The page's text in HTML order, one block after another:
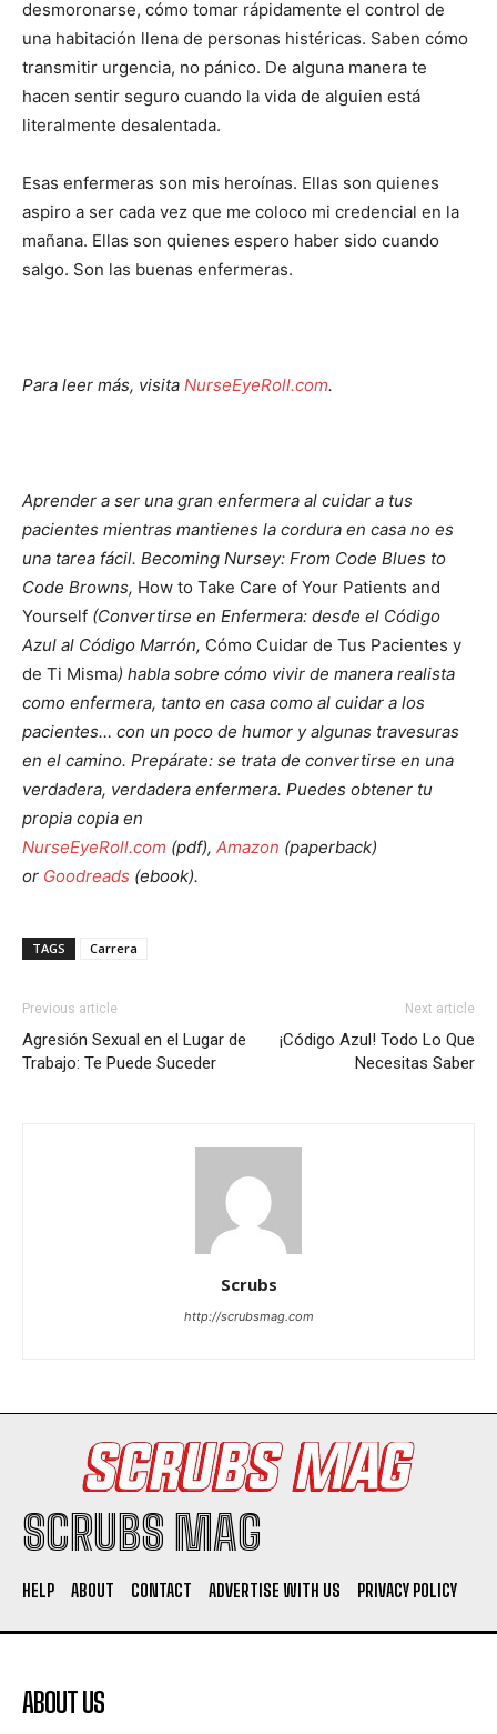
desmoronarse, cómo tomar rápidamente el control de
una habitación llena de personas histéricas. Saben cómo
transmitir urgencia, no pánico. De alguna manera te
hacen sentir seguro cuando la vida de alguien está
literalmente desalentada.
Esas enfermeras son mis heroínas. Ellas son quienes
aspiro a ser cada vez que me coloco mi credencial en la
mañana. Ellas son quienes espero haber sido cuando
salgo. Son las buenas enfermeras.
Para leer más, visita NurseEyeRoll.com.
Aprender a ser una gran enfermera al cuidar a tus
pacientes mientras mantienes la cordura en casa no es
una tarea fácil. Becoming Nursey: From Code Blues to
Code Browns, How to Take Care of Your Patients and
Yourself (Convertirse en Enfermera: desde el Código
Azul al Código Marrón, Cómo Cuidar de Tus Pacientes y
de Ti Misma) habla sobre cómo vivir de manera realista
como enfermera, tanto en casa como al cuidar a los
pacientes… con un poco de humor y algunas travesuras
en el camino. Prepárate: se trata de convertirse en una
verdadera, verdadera enfermera. Puedes obtener tu
propia copia en
NurseEyeRoll.com (pdf), Amazon (paperback)
or Goodreads (ebook).
TAGS Carrera
Previous article
Agresión Sexual en el Lugar de
Trabajo: Te Puede Suceder
Next article
¡Código Azul! Todo Lo Que
Necesitas Saber
Scrubs
http://scrubsmag.com
SCRUBS MAG
HELP ABOUT CONTACT ADVERTISE WITH US PRIVACY POLICY
ABOUT US